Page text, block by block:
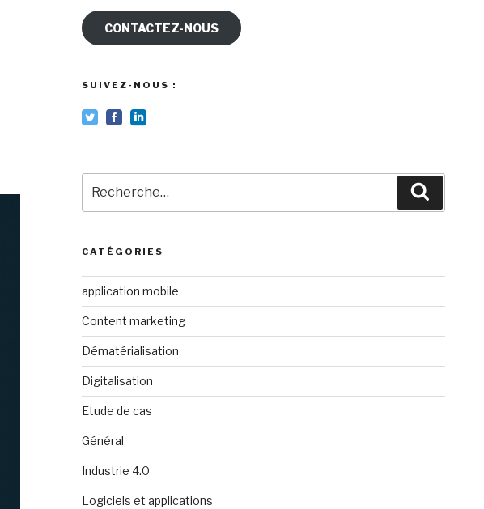
CONTACTEZ-NOUS
SUIVEZ-NOUS :
pour
:
CATÉGORIES
application mobile
Content marketing
Dématérialisation
Digitalisation
Etude de cas
Général
Industrie 4.0
Logiciels et applications